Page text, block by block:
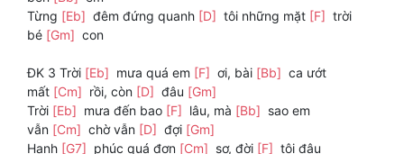
Từng [Eb] đêm đứng quanh [D] tôi những mặt [F] trời
bé [Gm] con
ĐK 3 Trời [Eb] mưa quá em [F] ơi, bài [Bb] ca ướt
mất [Cm] rồi, còn [D] đâu [Gm]
Trời [Eb] mưa đến bao [F] lâu, mà [Bb] sao em
vẫn [Cm] chờ vẫn [D] đợi [Gm]
Hạnh [G7] phúc quá đơn [Cm] sơ, đời [F] tôi đâu